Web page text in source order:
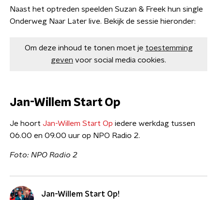
Naast het optreden speelden Suzan & Freek hun single
Onderweg Naar Later live. Bekijk de sessie hieronder:
Om deze inhoud te tonen moet je toestemming
geven voor social media cookies.
Jan-Willem Start Op
Je hoort Jan-Willem Start Op iedere werkdag tussen
06.00 en 09.00 uur op NPO Radio 2.
​Foto: NPO Radio 2
Jan-Willem Start Op!